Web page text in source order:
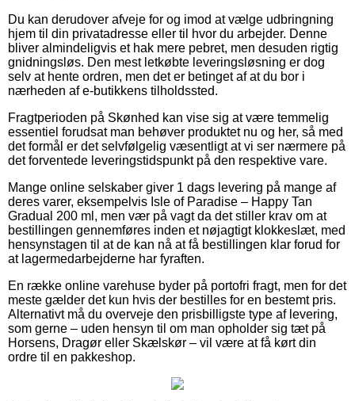
Du kan derudover afveje for og imod at vælge udbringning
hjem til din privatadresse eller til hvor du arbejder. Denne
bliver almindeligvis et hak mere pebret, men desuden rigtig
gnidningsløs. Den mest letkøbte leveringsløsning er dog
selv at hente ordren, men det er betinget af at du bor i
nærheden af e-butikkens tilholdssted.
Fragtperioden på Skønhed kan vise sig at være temmelig
essentiel forudsat man behøver produktet nu og her, så med
det formål er det selvfølgelig væsentligt at vi ser nærmere på
det forventede leveringstidspunkt på den respektive vare.
Mange online selskaber giver 1 dags levering på mange af
deres varer, eksempelvis Isle of Paradise – Happy Tan
Gradual 200 ml, men vær på vagt da det stiller krav om at
bestillingen gennemføres inden et nøjagtigt klokkeslæt, med
hensynstagen til at de kan nå at få bestillingen klar forud for
at lagermedarbejderne har fyraften.
En række online varehuse byder på portofri fragt, men for det
meste gælder det kun hvis der bestilles for en bestemt pris.
Alternativt må du overveje den prisbilligste type af levering,
som gerne – uden hensyn til om man opholder sig tæt på
Horsens, Dragør eller Skælskør – vil være at få kørt din
ordre til en pakkeshop.